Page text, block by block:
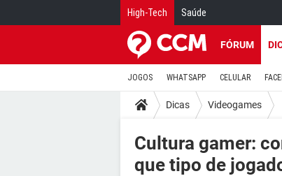
High-Tech Saúde
FÓRUM
JOGOS WHATSAPP CELULAR
Dicas Videogames
Cultura gamer:
que tipo de